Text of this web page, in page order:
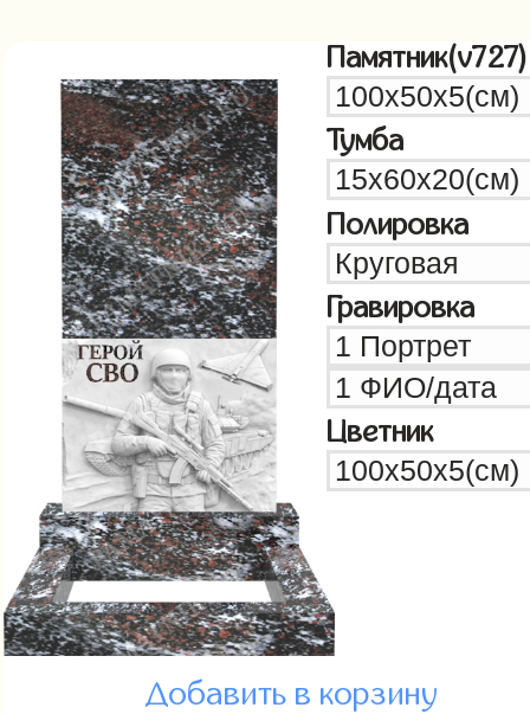
Памятник(v727)
Тумба
Полировка
Гравировка
Цветник
Добавить в корзину